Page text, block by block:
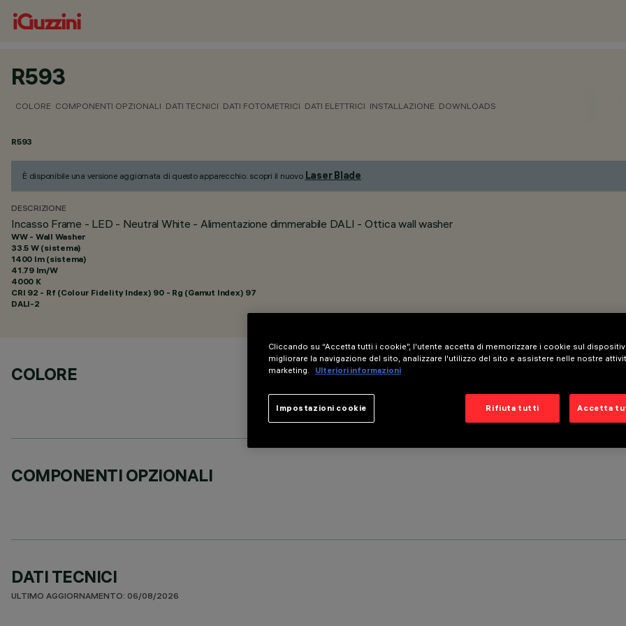
R593
COLORE COMPONENTI OPZIONALI DATI TECNICI DATI FOTOMETRICI DATI ELETTRICI INSTALLAZIONE DOWNLOADS
R593
È disponibile una versione aggiornata di questo apparecchio: scopri il nuovo Laser Blade.
DESCRIZIONE
Incasso Frame - LED - Neutral White - Alimentazione dimmerabile DALI - Ottica wall washer
WW - Wall Washer
33.5 W (sistema)
1400 lm (sistema)
41.79 lm/W
4000 K
CRI 92 - Rf (Colour Fidelity Index) 90 - Rg (Gamut Index) 97
DALI-2
COLORE
COMPONENTI OPZIONALI
DATI TECNICI
ULTIMO AGGIORNAMENTO: 06/08/2026
Cliccando su “Accetta tutti i cookie”, l'utente accetta di memorizzare i cookie sul
migliorare la navigazione del sito, analizzare l'utilizzo del sito e assistere nelle nostre
marketing.
Ulteriori informazioni
Rifiuta tutti Accetta
Impostazioni cookie